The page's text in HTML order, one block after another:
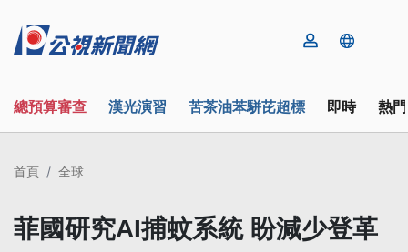
總預算審查 漢光演習 苦茶油苯駢芘超標 即時 熱
首頁 全球
菲國研究AI捕蚊系統 盼減少登革